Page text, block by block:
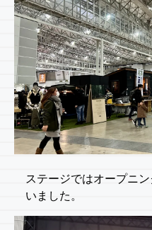
ステージではオープニ
いました。